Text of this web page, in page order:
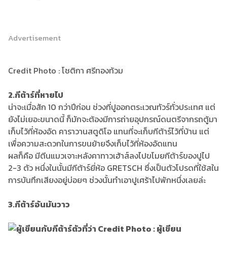
Advertisement
Credit Photo : โชติกา ศรีทองท้วม
2.กีต้าร์ที่หายไป
น่าจะเมื่อสัก 10 กว่าปีก่อน ช่วงที่ปูออกตระเวณทัวร์ทั่วประเทศ แต่
ยังไม่เยอะขนาดนี้ ก็มักจะต้องมีการถ่ายอุปกรณ์ดนตรีจากรถตู้มา
เก็บไว้ที่ห้องอัด คาราวานสตูดิโอ แทนที่จะเก็บกีต้าร์ไว้ที่บ้าน แต่
เพื่อความสะดวกในการขนย้ายจึงเก็บไว้ที่ห้องอัดแทน
ผลก็คือ มีตีนแมวเจาะหลังคาทาวเฮ้าส์ลงไปขโมยกีต้าร์ของปูไป
2-3 ตัว หนึ่งในนั้นมีกีต้าร์ยี่ห้อ GRETSCH ซึ่งเป็นตัวโปรดที่ใช้สใน
การบันทึกเสียงอยู่บ่อยๆ ช่วงนั้นทำเอาปูเศร้าไปพักหนึ่งเลยล่ะ
3.กีต้าร์อันมันวาว